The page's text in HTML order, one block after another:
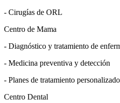
- Cirugías de ORL
Centro de Mama
- Diagnóstico y tratamiento de
- Medicina preventiva y detección
- Planes de tratamiento
Centro Dental